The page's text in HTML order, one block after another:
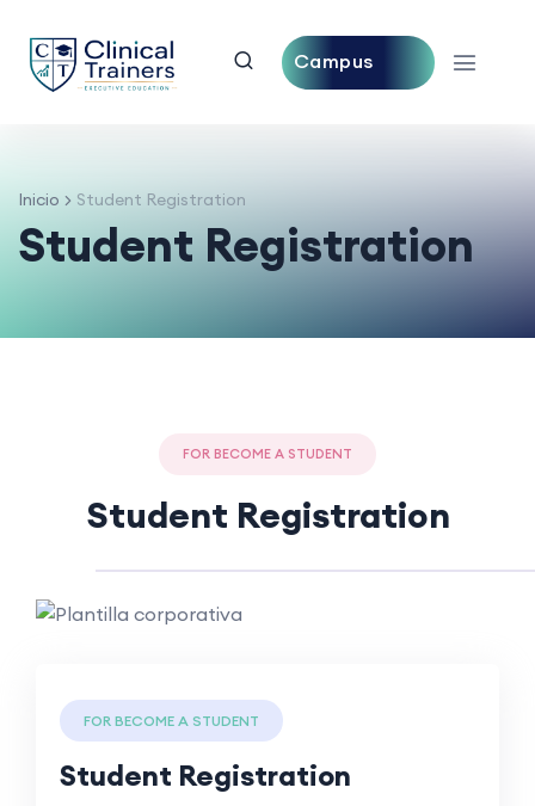
Campus
Inicio Student Registration
Student Registration
FOR BECOME A STUDENT
Student Registration
FOR BECOME A STUDENT
Student Registration